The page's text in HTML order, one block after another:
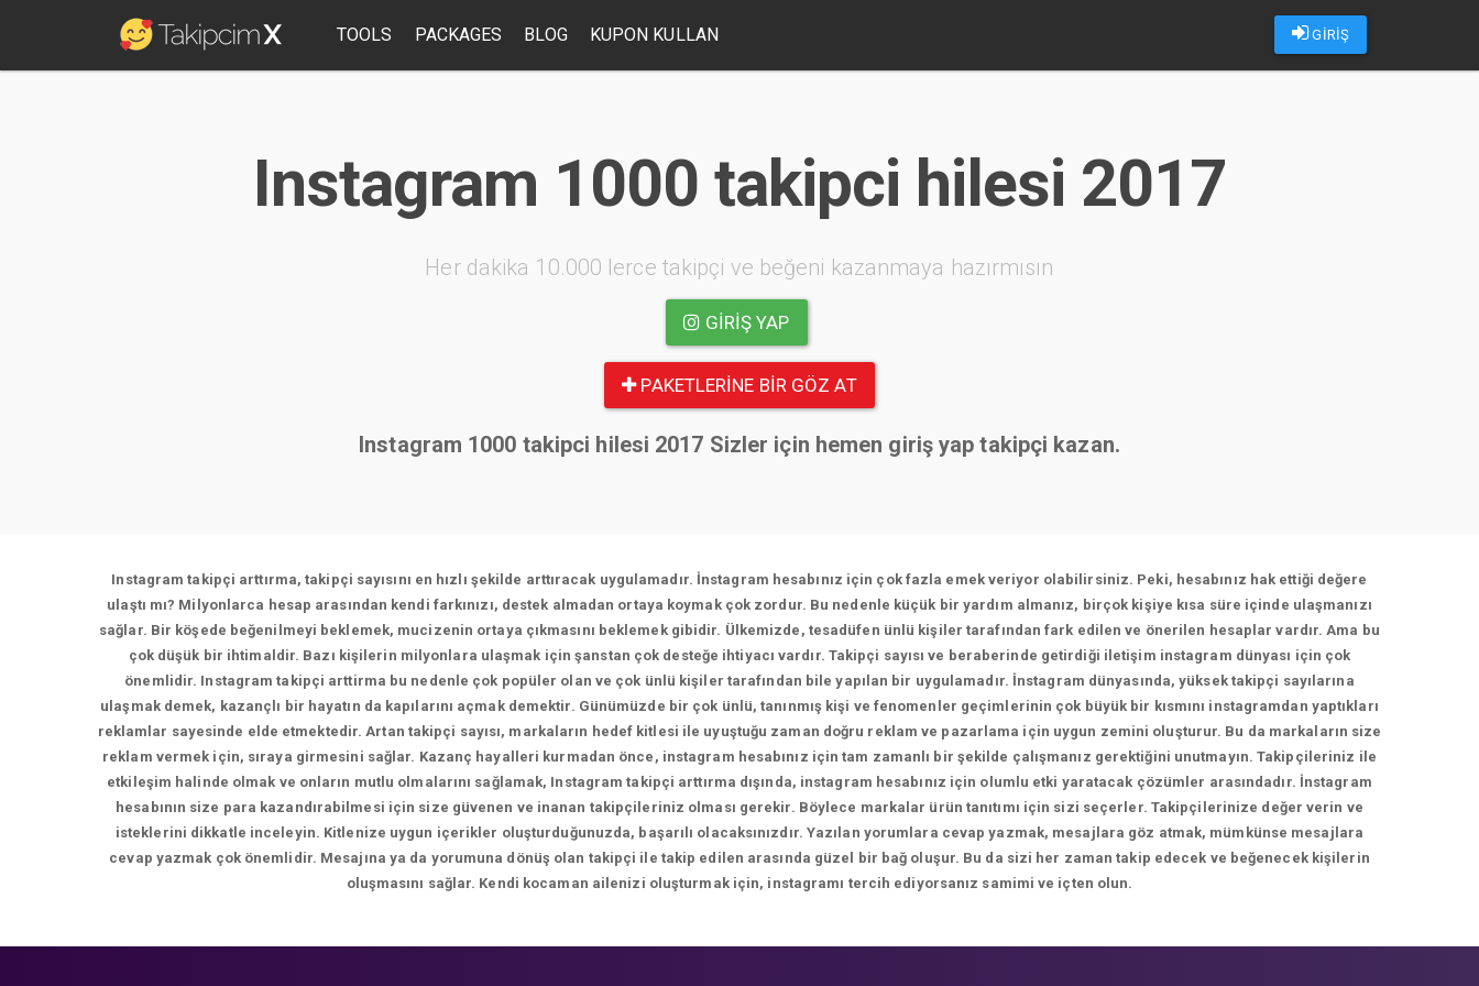
GİRİŞ
TOOLS PACKAGES BLOG KUPON KULLAN
Instagram 1000 takipci hilesi 2017
Her dakika 10.000 lerce takipçi ve beğeni kazanmaya hazırmısın
GIRIŞ YAP
PAKETLERINE BIR GÖZ AT
Instagram 1000 takipci hilesi 2017 Sizler için hemen giriş yap takipçi kazan.
Instagram takipçi arttırma, takipçi sayısını en hızlı şekilde arttıracak uygulamadır. İnstagram hesabınız için çok fazla emek veriyor olabilirsiniz. Peki, hesabınız hak ettiği değere
ulaştı mı? Milyonlarca hesap arasından kendi farkınızı, destek almadan ortaya koymak çok zordur. Bu nedenle küçük bir yardım almanız, birçok kişiye kısa süre içinde ulaşmanızı
sağlar. Bir köşede beğenilmeyi beklemek, mucizenin ortaya çıkmasını beklemek gibidir. Ülkemizde, tesadüfen ünlü kişiler tarafından fark edilen ve önerilen hesaplar vardır. Ama bu
çok düşük bir ihtimaldir. Bazı kişilerin milyonlara ulaşmak için şanstan çok desteğe ihtiyacı vardır. Takipçi sayısı ve beraberinde getirdiği iletişim instagram dünyası için çok
önemlidir. Instagram takipçi arttirma bu nedenle çok popüler olan ve çok ünlü kişiler tarafından bile yapılan bir uygulamadır. İnstagram dünyasında, yüksek takipçi sayılarına
ulaşmak demek, kazançlı bir hayatın da kapılarını açmak demektir. Günümüzde bir çok ünlü, tanınmış kişi ve fenomenler geçimlerinin çok büyük bir kısmını instagramdan yaptıkları
reklamlar sayesinde elde etmektedir. Artan takipçi sayısı, markaların hedef kitlesi ile uyuştuğu zaman doğru reklam ve pazarlama için uygun zemini oluşturur. Bu da markaların size
reklam vermek için, sıraya girmesini sağlar. Kazanç hayalleri kurmadan önce, instagram hesabınız için tam zamanlı bir şekilde çalışmanız gerektiğini unutmayın. Takipçileriniz ile
etkileşim halinde olmak ve onların mutlu olmalarını sağlamak, Instagram takipçi arttırma dışında, instagram hesabınız için olumlu etki yaratacak çözümler arasındadır. İnstagram
hesabının size para kazandırabilmesi için size güvenen ve inanan takipçileriniz olması gerekir. Böylece markalar ürün tanıtımı için sizi seçerler. Takipçilerinize değer verin ve
isteklerini dikkatle inceleyin. Kitlenize uygun içerikler oluşturduğunuzda, başarılı olacaksınızdır. Yazılan yorumlara cevap yazmak, mesajlara göz atmak, mümkünse mesajlara
cevap yazmak çok önemlidir. Mesajına ya da yorumuna dönüş olan takipçi ile takip edilen arasında güzel bir bağ oluşur. Bu da sizi her zaman takip edecek ve beğenecek kişilerin
oluşmasını sağlar. Kendi kocaman ailenizi oluşturmak için, instagramı tercih ediyorsanız samimi ve içten olun.